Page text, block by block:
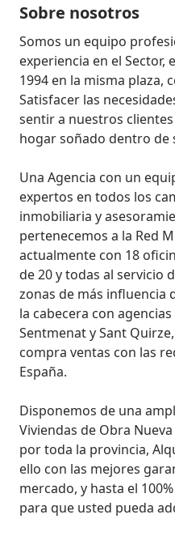
Sobre nosotros
Somos un equipo
experiencia en el Sector,
1994 en la misma plaza,
Satisfacer las
sentir a nuestros
hogar soñado dentro de
Una Agencia con un
expertos en todos los
inmobiliaria y
pertenecemos a la Red
actualmente con 18
de 20 y todas al servicio
zonas de más influencia
la cabecera con
Sentmenat y Sant
compra ventas con las
España.
Disponemos de una
Viviendas de Obra
por toda la provincia,
ello con las mejores
mercado, y hasta el
para que usted pueda